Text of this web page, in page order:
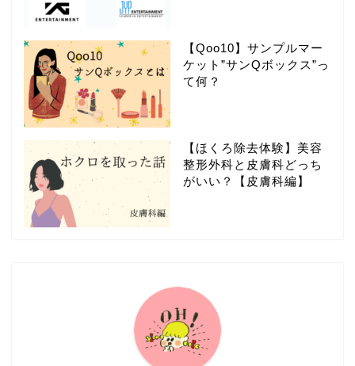
【Qoo10】サンプルマー
ケット”サンQボックス”っ
て何？
【ほくろ除去体験】美容
整形外科と皮膚科どっち
がいい？【皮膚科編】